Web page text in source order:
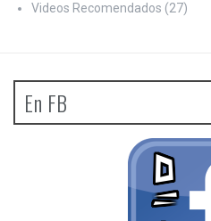
Videos Recomendados (27)
En FB